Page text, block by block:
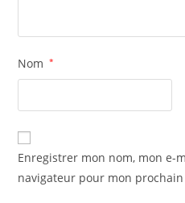
Nom *
Enregistrer mon nom, mon e-
navigateur pour mon